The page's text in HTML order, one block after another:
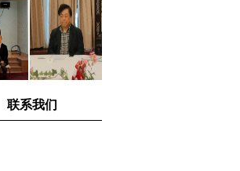
联系我们